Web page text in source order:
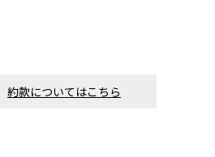
約款についてはこちら